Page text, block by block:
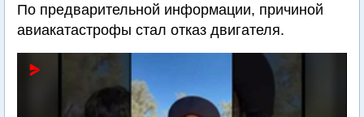
По предварительной информации, причиной
авиакатастрофы стал отказ двигателя.